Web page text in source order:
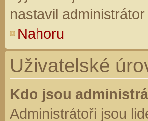
nastavil
Nahoru
Uživatelské
Kdo jsou
Administrátoři jsou